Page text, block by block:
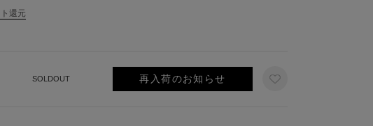
還元
SOLDOUT 再入荷のお知らせ